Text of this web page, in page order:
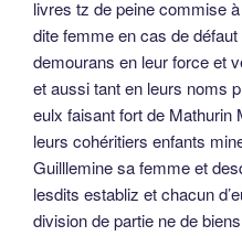
avoir aujourd’huy vendu
et encores vendent quictent
transportent dès maintenant
perpétuellement par
ladite Julienne sa femme qui
hoirs etcles deux
une quarte partie et tous
si j’ai bien suivi cela fait 1/4